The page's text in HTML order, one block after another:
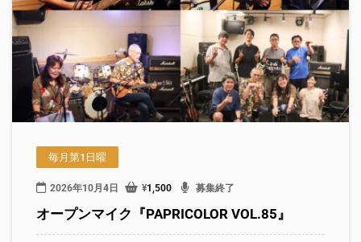
毎月第1日曜
2026年10月4日 ¥1,500 募集終了
オープンマイク『PAPRICOLOR VOL.85』